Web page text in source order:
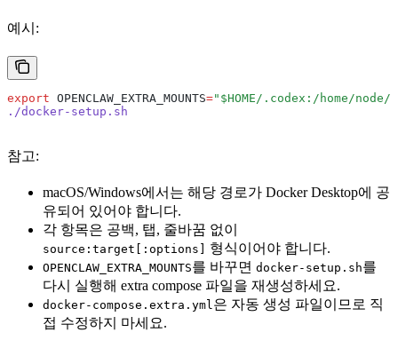
예시:
export OPENCLAW_EXTRA_MOUNTS="$HOME/.codex:/home/
./docker-setup.sh
참고:
macOS/Windows에서는 해당 경로가 Docker Desktop에 공
유되어 있어야 합니다.
각 항목은 공백, 탭, 줄바꿈 없이
source:target[:options] 형식이어야 합니다.
OPENCLAW_EXTRA_MOUNTS를 바꾸면 docker-setup.sh를
다시 실행해 extra compose 파일을 재생성하세요.
docker-compose.extra.yml 은 자동 생성 파일이므로 직
접 수정하지 마세요.